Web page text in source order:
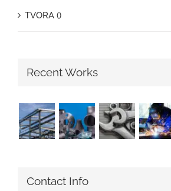
TVORA ()
Recent Works
Contact Info